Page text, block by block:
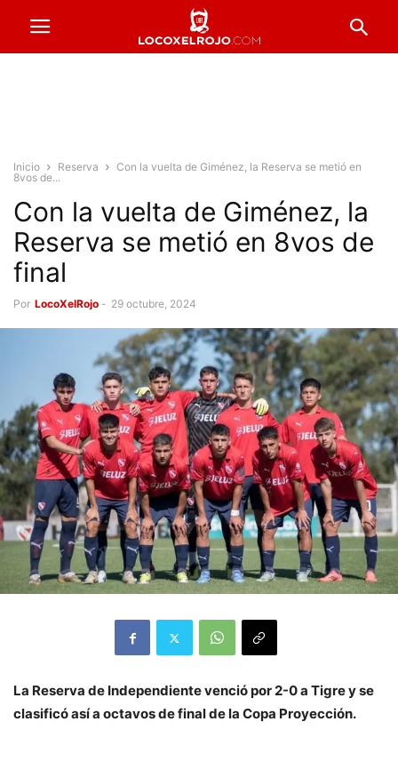
Inicio Reserva
Con la vuelta de Giménez, la Reserva se metió en
8vos de...
Con la vuelta de Giménez, la
Reserva se metió en 8vos de
final
Por LocoXelRojo - 29 octubre, 2024
La Reserva de Independiente venció por 2-0 a Tigre y se
clasificó así a octavos de final de la Copa Proyección.